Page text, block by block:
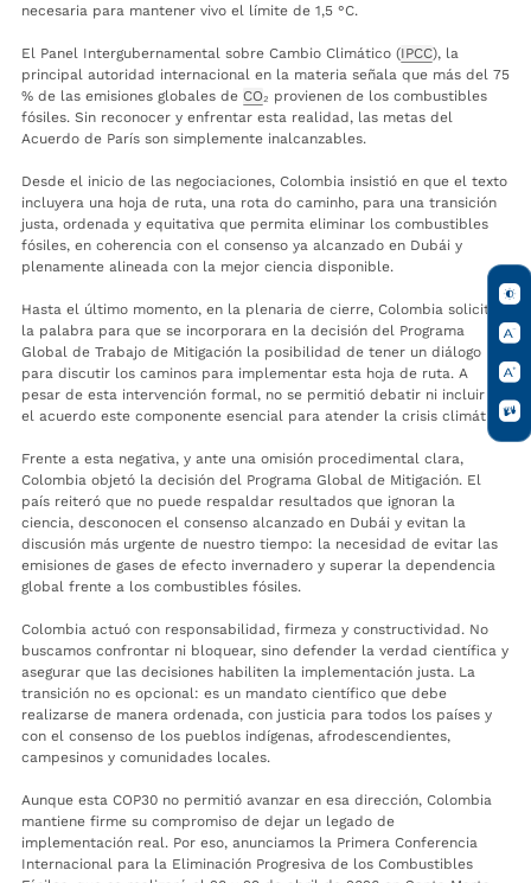
necesaria para mantener vivo el límite de 1,5 °C.
El Panel Intergubernamental sobre Cambio Climático (IPCC), la
principal autoridad internacional en la materia señala que más del 75
% de las emisiones globales de CO₂ provienen de los combustibles
fósiles. Sin reconocer y enfrentar esta realidad, las metas del
Acuerdo de París son simplemente inalcanzables.
Desde el inicio de las negociaciones, Colombia insistió en que el texto
incluyera una hoja de ruta, una rota do caminho, para una transición
justa, ordenada y equitativa que permita eliminar los combustibles
fósiles, en coherencia con el consenso ya alcanzado en Dubái y
plenamente alineada con la mejor ciencia disponible.
Hasta el último momento, en la plenaria de cierre, Colombia solicitó
la palabra para que se incorporara en la decisión del Programa
Global de Trabajo de Mitigación la posibilidad de tener un diálogo
para discutir los caminos para implementar esta hoja de ruta. A
pesar de esta intervención formal, no se permitió debatir ni incluir en
el acuerdo este componente esencial para atender la crisis climática.
Frente a esta negativa, y ante una omisión procedimental clara,
Colombia objetó la decisión del Programa Global de Mitigación. El
país reiteró que no puede respaldar resultados que ignoran la
ciencia, desconocen el consenso alcanzado en Dubái y evitan la
discusión más urgente de nuestro tiempo: la necesidad de evitar las
emisiones de gases de efecto invernadero y superar la dependencia
global frente a los combustibles fósiles.
Colombia actuó con responsabilidad, firmeza y constructividad. No
buscamos confrontar ni bloquear, sino defender la verdad científica y
asegurar que las decisiones habiliten la implementación justa. La
transición no es opcional: es un mandato científico que debe
realizarse de manera ordenada, con justicia para todos los países y
con el consenso de los pueblos indígenas, afrodescendientes,
campesinos y comunidades locales.
Aunque esta COP30 no permitió avanzar en esa dirección, Colombia
mantiene firme su compromiso de dejar un legado de
implementación real. Por eso, anunciamos la Primera Conferencia
Internacional para la Eliminación Progresiva de los Combustibles